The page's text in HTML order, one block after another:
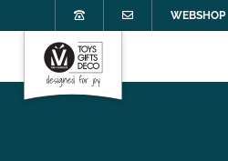
WEBSHOP